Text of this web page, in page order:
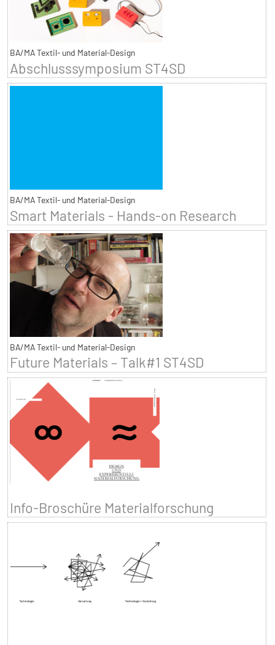
BA/MA Textil- und Material-Design
Abschlusssymposium ST4SD
BA/MA Textil- und Material-Design
Smart Materials - Hands-on Research
BA/MA Textil- und Material-Design
Future Materials – Talk#1 ST4SD
Info-Broschüre Materialforschung